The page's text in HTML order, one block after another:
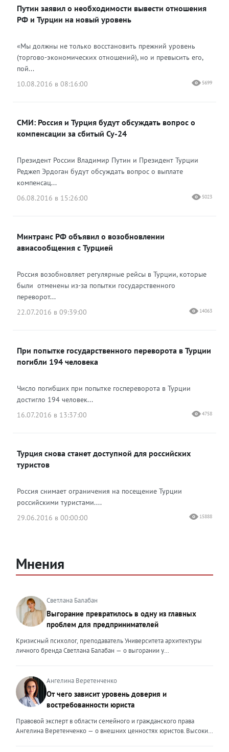
Путин заявил о необходимости вывести отношения
РФ и Турции на новый уровень
«Мы должны не только восстановить прежний уровень
(торгово-экономических отношений), но и превысить его,
пой...
10.08.2016 в 08:16:00
5699
СМИ: Россия и Турция будут обсуждать вопрос о
компенсации за сбитый Су-24
Президент России Владимир Путин и Президент Турции
Реджеп Эрдоган будут обсуждать вопрос о выплате
компенсац...
06.08.2016 в 15:26:00
5023
Минтранс РФ объявил о возобновлении
авиасообщения с Турцией
Россия возобновляет регулярные рейсы в Турции, которые
были отменены из-за попытки государственного
переворот...
22.07.2016 в 09:39:00
14063
При попытке государственного переворота в Турции
погибли 194 человека
Число погибших при попытке госпереворота в Турции
достигло 194 человек...
16.07.2016 в 13:37:00
4758
Турция снова станет доступной для российских
туристов
Россия снимает ограничения на посещение Турции
российскими туристами....
29.06.2016 в 00:00:00
15888
Мнения
Светлана Балабан
Выгорание превратилось в одну из главных
проблем для предпринимателей
Кризисный психолог, преподаватель Университета архитектуры
личного бренда Светлана Балабан — о выгорании у
проблемой, однако выгорание у предпринимателей заметно
отличается от выгорания у наёмных сотрудников. Наёмный
сотрудник может уйти на больничный или в отпуск, пожаловаться
на что-то начальству или сменить работу. Предприниматель — сам
себе начальник и основа системы. Если он устаёт, бизнес не встанет
на паузу, а просто начнёт разваливаться. У предпринимателей
Ангелина Веретенченко
От чего зависит уровень доверия и
востребованности юриста
Правовой эксперт в области семейного и гражданского права
Ангелина Веретенченко — о внешних ценностях юристов. Высокий